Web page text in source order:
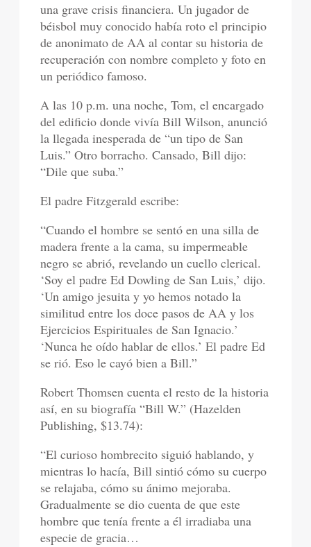
una grave crisis financiera. Un jugador de
béisbol muy conocido había roto el principio
de anonimato de AA al contar su historia de
recuperación con nombre completo y foto en
un periódico famoso.
A las 10 p.m. una noche, Tom, el encargado
del edificio donde vivía Bill Wilson, anunció
la llegada inesperada de “un tipo de San
Luis.” Otro borracho. Cansado, Bill dijo:
“Dile que suba.”
El padre Fitzgerald escribe:
“Cuando el hombre se sentó en una silla de
madera frente a la cama, su impermeable
negro se abrió, revelando un cuello clerical.
‘Soy el padre Ed Dowling de San Luis,’ dijo.
‘Un amigo jesuita y yo hemos notado la
similitud entre los doce pasos de AA y los
Ejercicios Espirituales de San Ignacio.’
‘Nunca he oído hablar de ellos.’ El padre Ed
se rió. Eso le cayó bien a Bill.”
Robert Thomsen cuenta el resto de la historia
así, en su biografía “Bill W.” (Hazelden
Publishing, $13.74):
“El curioso hombrecito siguió hablando, y
mientras lo hacía, Bill sintió cómo su cuerpo
se relajaba, cómo su ánimo mejoraba.
Gradualmente se dio cuenta de que este
hombre que tenía frente a él irradiaba una
especie de gracia…